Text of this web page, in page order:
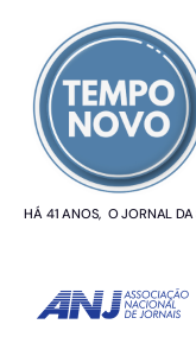
HÁ 41 ANOS, O JORNAL DA